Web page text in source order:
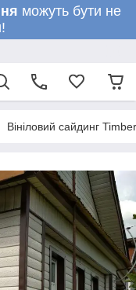
можуть бути не
Вініловий сайдинг